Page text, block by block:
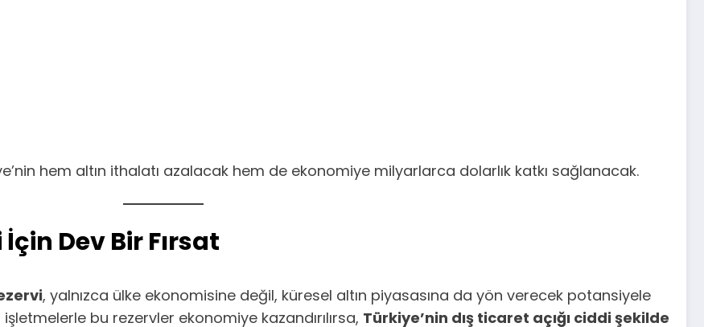
hem altın ithalatı azalacak hem de ekonomiye milyarlarca dolarlık katkı sağlanacak.
Dev Bir Fırsat
, yalnızca ülke ekonomisine değil, küresel altın piyasasına da yön verecek potansiyele
bu rezervler ekonomiye kazandırılırsa, Türkiye’nin dış ticaret açığı ciddi şekilde